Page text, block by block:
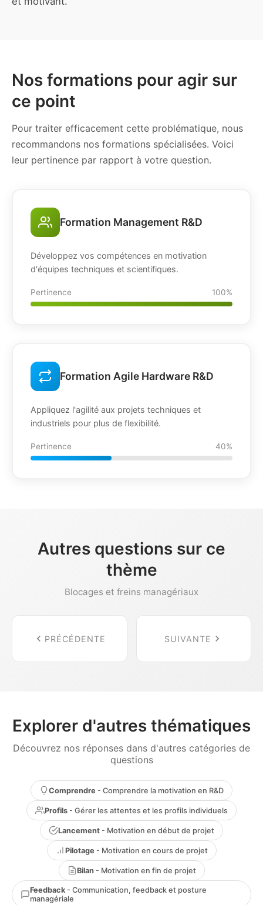
Nos formations pour agir sur
ce point
Pour traiter efficacement cette problématique, nous
recommandons nos formations spécialisées. Voici
leur pertinence par rapport à votre question.
Formation Management R&D
Développez vos compétences en motivation
d'équipes techniques et scientifiques.
Pertinence 100%
Formation Agile Hardware R&D
Appliquez l'agilité aux projets techniques et
industriels pour plus de flexibilité.
Pertinence 40%
Autres questions sur ce
thème
Blocages et freins managériaux
PRÉCÉDENTE SUIVANTE
Explorer d'autres thématiques
Découvrez nos réponses dans d'autres catégories de
questions
Comprendre - Comprendre la motivation en R&D
Profils - Gérer les attentes et les profils individuels
Lancement - Motivation en début de projet
Pilotage - Motivation en cours de projet
Bilan- Motivation en fin de projet
Feedback - Communication, feedback et posture
managériale